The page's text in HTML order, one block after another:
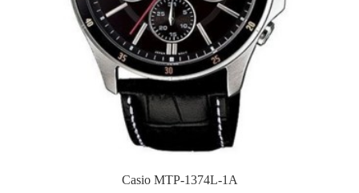
Casio MTP-1374L-1A